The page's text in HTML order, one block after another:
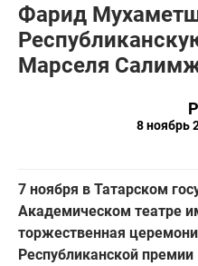
Фарид
Марселя
8 ноябрь
7 ноября в Татарском
Академическом театре
торжественная
Республиканской премии